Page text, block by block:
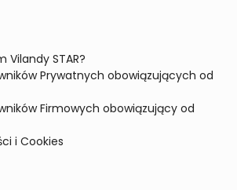
STAR?
Prywatnych obowiązujących od
Firmowych obowiązujący od
i Cookies